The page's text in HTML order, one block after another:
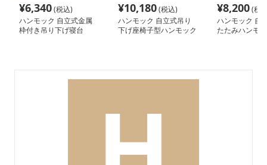
¥6,340(税込)
ハンモック 自立式金属
枠付き吊り下げ寝台
¥10,180(税込)
ハンモック 自立式吊り
下げ座椅子型ハンモック
¥8,200(税
ハンモック 自
たたみハンモ